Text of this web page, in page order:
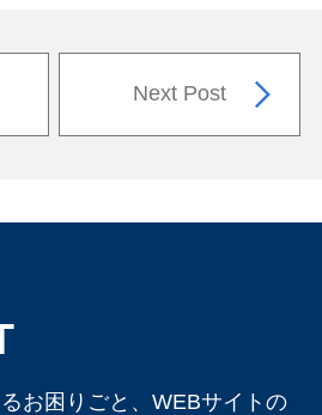
Next Post
お困りごと、WEBサイトの